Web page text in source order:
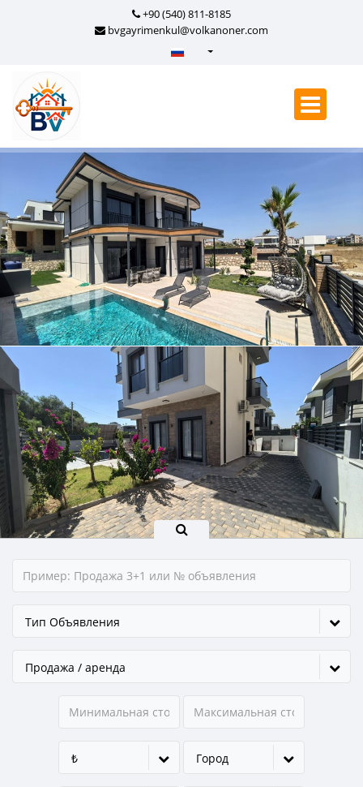
+90 (540) 811-8185
bvgayrimenkul@volkanoner.com
Crnogorski - Montenegrin
Српски - Serbian
Тип Объявления
Продажа / аренда
₺ Город